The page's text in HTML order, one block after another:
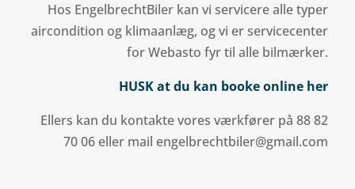
Hos EngelbrechtBiler kan vi servicere alle typer
aircondition og klimaanlæg, og vi er servicecenter
for Webasto fyr til alle bilmærker.
HUSK at du kan booke online her
Ellers kan du kontakte vores værkfører på 88 82
70 06 eller mail engelbrechtbiler@gmail.com